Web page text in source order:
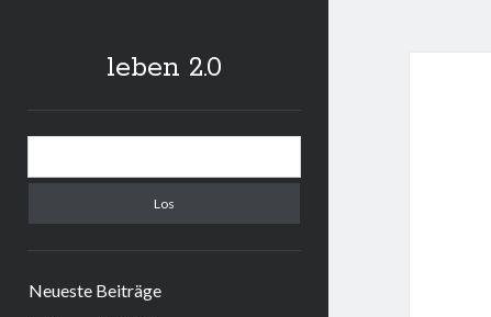
leben 2.0
Sidebar
Neueste Beiträge